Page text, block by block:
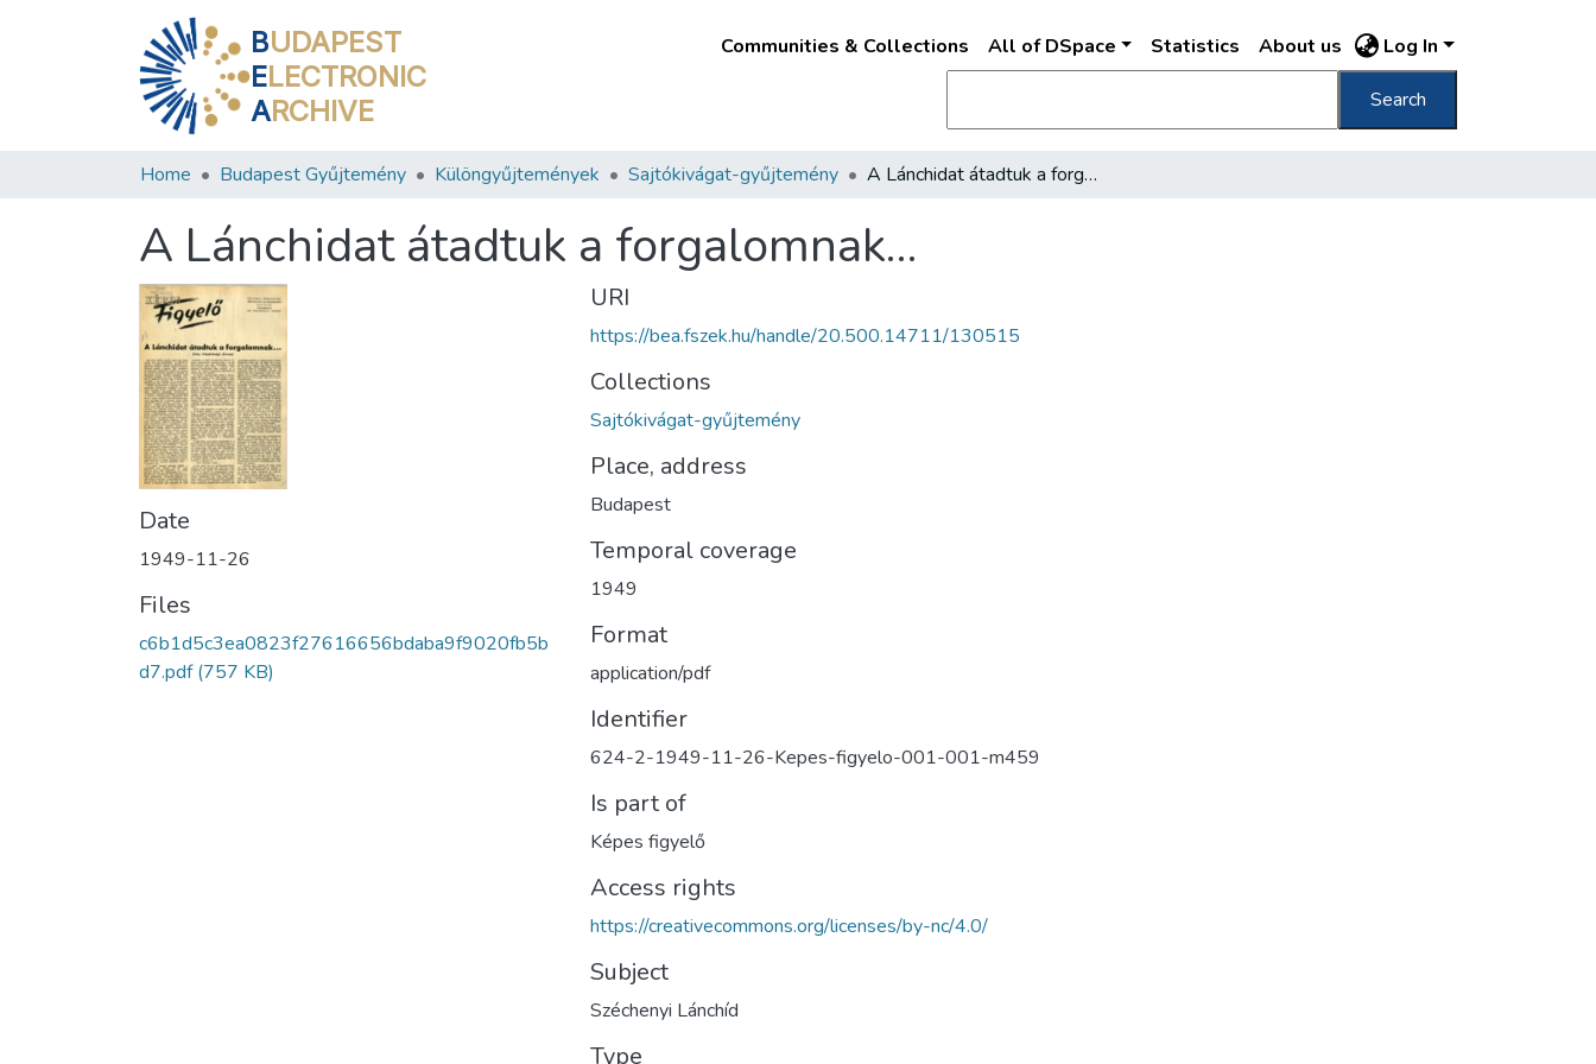
BUDAPEST
ELECTRONIC
ARCHIVE
Communities & Collections All of DSpace Statistics About us Log In
Search
Home Budapest Gyűjtemény Különgyűjtemények Sajtókivágat-gyűjtemény A Lánchidat átadtuk a forgalomnak…
A Lánchidat átadtuk a forgalomnak…
Date
1949-11-26
Files
c6b1d5c3ea0823f27616656bdaba9f9020fb5b
d7.pdf(757 KB)
URI
https://bea.fszek.hu/handle/20.500.14711/130515
Collections
Sajtókivágat-gyűjtemény
Place, address
Budapest
Temporal coverage
1949
Format
application/pdf
Identifier
624-2-1949-11-26-Kepes-figyelo-001-001-m459
Is part of
Képes figyelő
Access rights
https://creativecommons.org/licenses/by-nc/4.0/
Subject
Széchenyi Lánchíd
Type